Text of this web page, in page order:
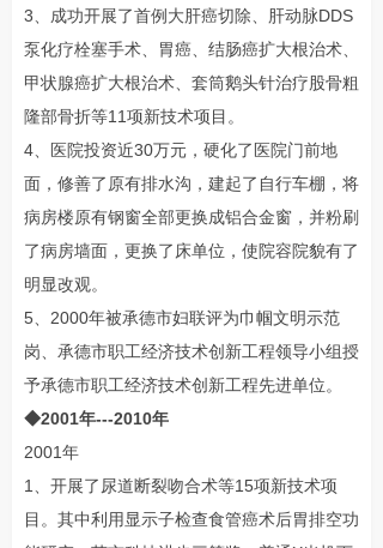
3、成功开展了首例大肝癌切除、肝动脉DDS
泵化疗栓塞手术、胃癌、结肠癌扩大根治术、
甲状腺癌扩大根治术、套筒鹅头针治疗股骨粗
隆部骨折等11项新技术项目。
4、医院投资近30万元，硬化了医院门前地
面，修善了原有排水沟，建起了自行车棚，将
病房楼原有钢窗全部更换成铝合金窗，并粉刷
了病房墙面，更换了床单位，使院容院貌有了
明显改观。
5、2000年被承德市妇联评为巾帼文明示范
岗、承德市职工经济技术创新工程领导小组授
予承德市职工经济技术创新工程先进单位。
◆2001年---2010年
2001年
1、开展了尿道断裂吻合术等15项新技术项
目。其中利用显示子检查食管癌术后胃排空功